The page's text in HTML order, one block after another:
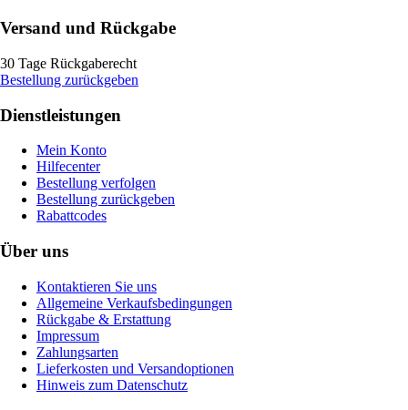
Versand und Rückgabe
30 Tage Rückgaberecht
Bestellung zurückgeben
Dienstleistungen
Mein Konto
Hilfecenter
Bestellung verfolgen
Bestellung zurückgeben
Rabattcodes
Über uns
Kontaktieren Sie uns
Allgemeine Verkaufsbedingungen
Rückgabe & Erstattung
Impressum
Zahlungsarten
Lieferkosten und Versandoptionen
Hinweis zum Datenschutz